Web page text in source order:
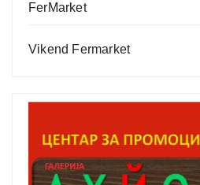
FerMarket
Vikend Fermarket